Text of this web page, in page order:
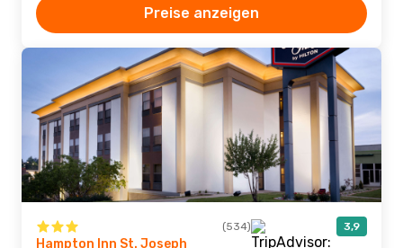
Preise anzeigen
(534) 3,9
Hampton Inn St. Joseph